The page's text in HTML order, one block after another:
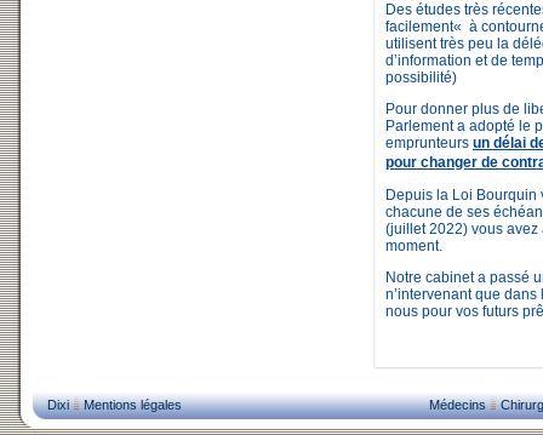
Des études très
facilement« à
utilisent très peu la
d’information et de
possibilité)
Pour donner plus de
Parlement a adopté le
emprunteurs un délai
pour changer de
Depuis la Loi Bourquin
chacune de ses
(juillet 2022) vous
moment.
Notre cabinet a passé
n’intervenant que
nous pour vos futurs
Dixi Mentions légales Médecins